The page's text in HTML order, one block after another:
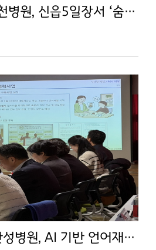
경기도의료원 포천병원, 신읍5일장서 ‘숨은 고혈압·당뇨’ 찾아냈다… 중증응급질환 인식개선 캠페인 실시
“경기도의료원 안성병원, AI 기반 언어재활 연구 본격화”